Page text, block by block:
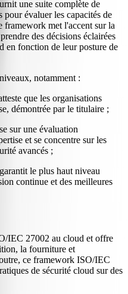
une suite complète de
évaluer les capacités de
framework met l'accent sur la
des décisions éclairées
en fonction de leur posture de
notamment :
que les organisations
démontrée par le titulaire ;
sur une évaluation
et se concentre sur les
avancés ;
garantit le plus haut niveau
continue et des meilleures
IEC 27002 au cloud et offre
la fourniture et
ce framework ISO/IEC
de sécurité cloud sur des